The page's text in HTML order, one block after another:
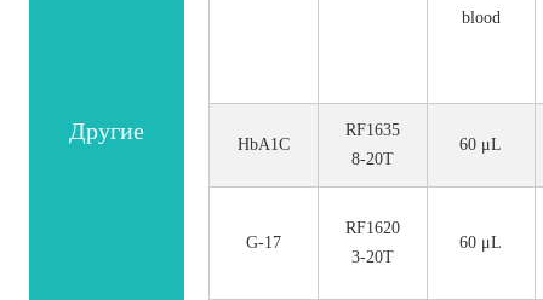
Другие
blood
HbA1C
RF1635
8-20T
60 μL
G-17
RF1620
3-20T
60 μL